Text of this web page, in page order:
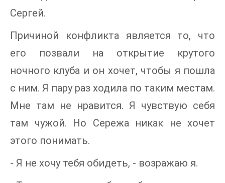
Сергей.
Причиной конфликта является то, что
его позвали на открытие крутого
ночного клуба и он хочет, чтобы я пошла
с ним. Я пару раз ходила по таким местам.
Мне там не нравится. Я чувствую себя
там чужой. Но Сережа никак не хочет
этого понимать.
- Я не хочу тебя обидеть, - возражаю я.